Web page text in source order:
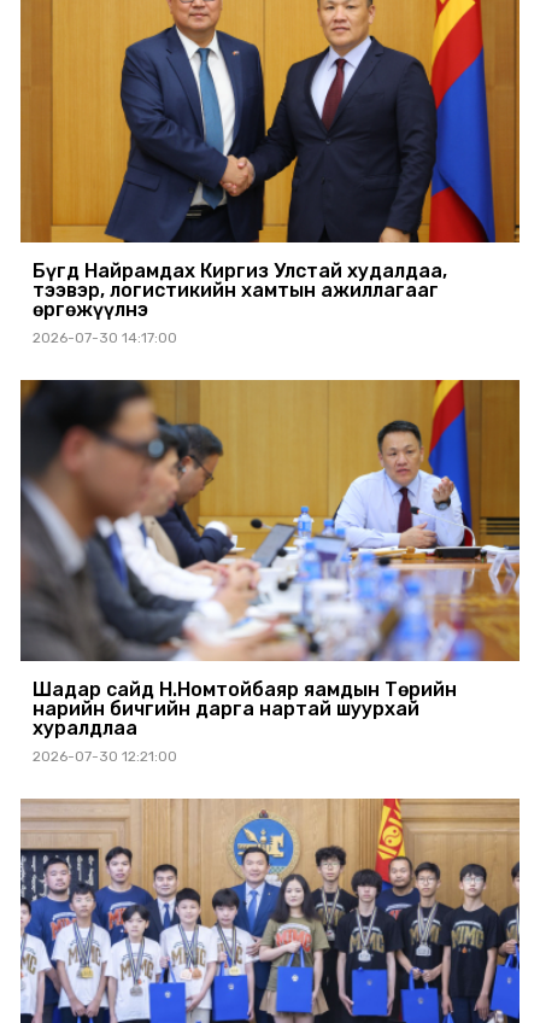
Бүгд Найрамдах Киргиз Улстай худалдаа,
тээвэр, логистикийн хамтын ажиллагааг
өргөжүүлнэ
2026-07-30 14:17:00
Шадар сайд Н.Номтойбаяр яамдын Төрийн
нарийн бичгийн дарга нартай шуурхай
хуралдлаа
2026-07-30 12:21:00